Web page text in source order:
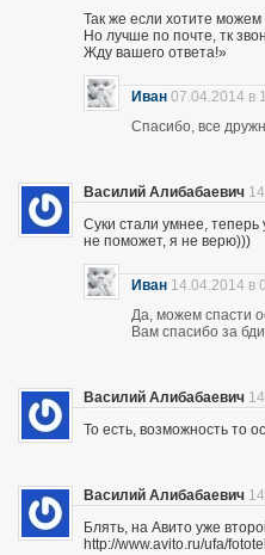
Так же если хотите можем
Но лучше по почте, тк
Жду вашего ответа!»
Иван 07.04.2014 в
Спасибо, все
Василий Алибабаевич
Суки стали умнее,
не поможет, я не верю)))
Иван 14.04.2014 в
Да, можем спасти
Вам спасибо за
Василий Алибабаевич
То есть, возможность то
Василий Алибабаевич
Блять, на Авито уже
http://www.avito.ru/ufa/